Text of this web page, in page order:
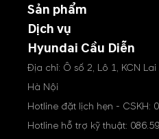
Sản phẩm
Dịch vụ
Hyundai Cầu Diễn
Địa chỉ: Ô số 2, Lô 1, KCN
Hà Nội
Hotline đặt lịch hẹn - CSKH:
Hotline hỗ trợ kỹ thuật: